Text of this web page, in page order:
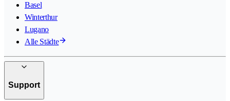
Basel
Winterthur
Lugano
Alle Städte
Support